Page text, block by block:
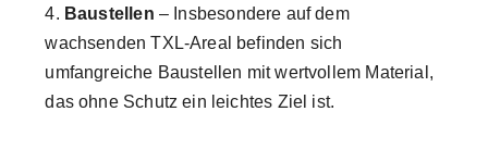
Baustellen – Insbesondere auf dem
wachsenden TXL-Areal befinden sich
umfangreiche Baustellen mit wertvollem Material,
das ohne Schutz ein leichtes Ziel ist.